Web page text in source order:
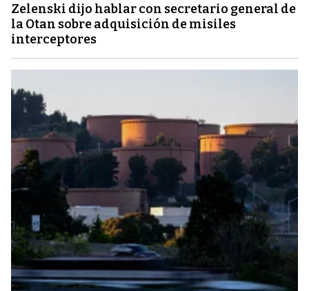
Zelenski dijo hablar con secretario general de
la Otan sobre adquisición de misiles
interceptores